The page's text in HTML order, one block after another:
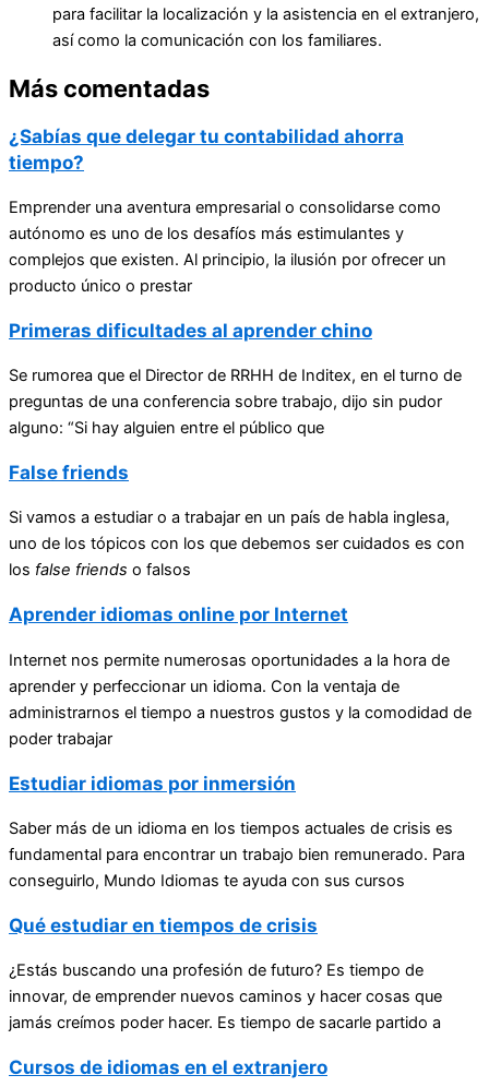
para facilitar la localización y la asistencia en el extranjero,
así como la comunicación con los familiares.
Más comentadas
¿Sabías que delegar tu contabilidad ahorra
tiempo?
Emprender una aventura empresarial o consolidarse como
autónomo es uno de los desafíos más estimulantes y
complejos que existen. Al principio, la ilusión por ofrecer un
producto único o prestar
Primeras dificultades al aprender chino
Se rumorea que el Director de RRHH de Inditex, en el turno de
preguntas de una conferencia sobre trabajo, dijo sin pudor
alguno: “Si hay alguien entre el público que
False friends
Si vamos a estudiar o a trabajar en un país de habla inglesa,
uno de los tópicos con los que debemos ser cuidados es con
los false friends o falsos
Aprender idiomas online por Internet
Internet nos permite numerosas oportunidades a la hora de
aprender y perfeccionar un idioma. Con la ventaja de
administrarnos el tiempo a nuestros gustos y la comodidad de
poder trabajar
Estudiar idiomas por inmersión
Saber más de un idioma en los tiempos actuales de crisis es
fundamental para encontrar un trabajo bien remunerado. Para
conseguirlo, Mundo Idiomas te ayuda con sus cursos
Qué estudiar en tiempos de crisis
¿Estás buscando una profesión de futuro? Es tiempo de
innovar, de emprender nuevos caminos y hacer cosas que
jamás creímos poder hacer. Es tiempo de sacarle partido a
Cursos de idiomas en el extranjero